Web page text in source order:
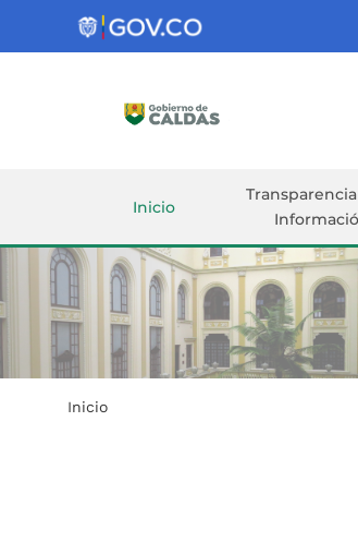
Gobernación
Inicio
Inicio